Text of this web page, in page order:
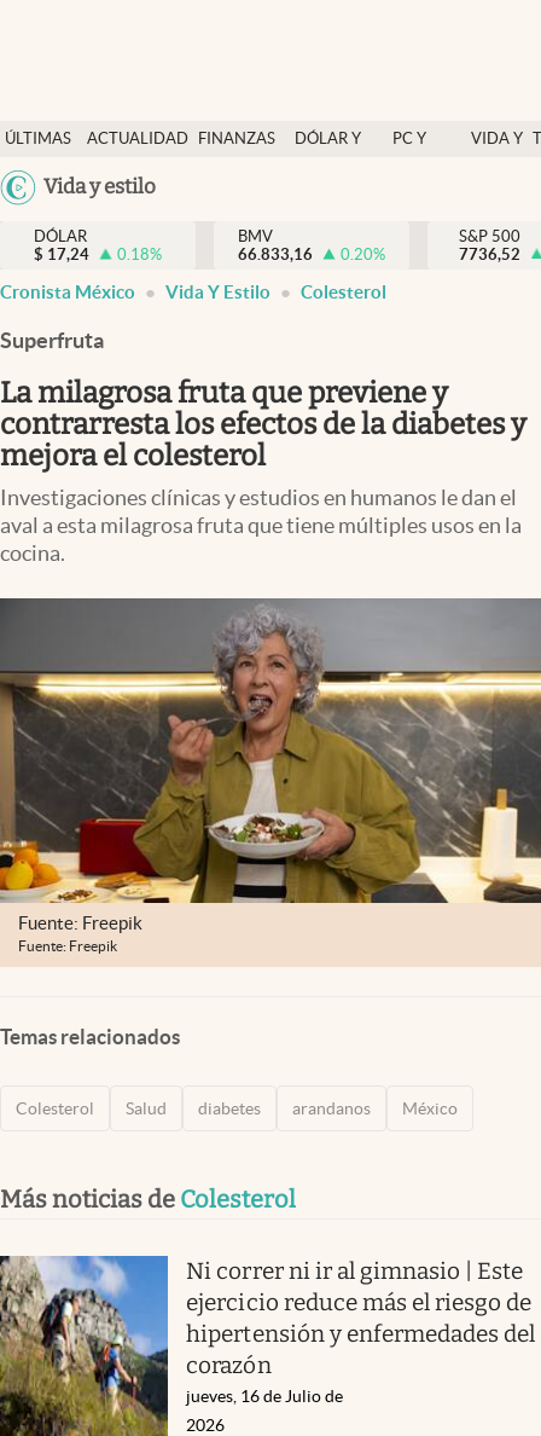
ÚLTIMAS
NOTICIAS
ACTUALIDAD
FINANZAS
DÓLAR Y
PC Y
VIDA Y
México
Vida y estilo
Actualidad
Finanzas y economía
Dólar y mercados
Pc y celular
Vida y estilo
Tv
Clima
Espiritualidad
abre en nueva pestaña
México
DÓLAR
$ 17,24 0.18%
BMV
66.833,16
0.20%
S&P 500
7736,52
Cronista México Vida Y Estilo Colesterol
Superfruta
La milagrosa fruta que previene y
contrarresta los efectos de la diabetes y
mejora el colesterol
Investigaciones clínicas y estudios en humanos le dan el
aval a esta milagrosa fruta que tiene múltiples usos en la
cocina.
Fuente: Freepik
Fuente: Freepik
Temas relacionados
Colesterol Salud diabetes arandanos México
Más noticias de Colesterol
Ni correr ni ir al gimnasio | Este
ejercicio reduce más el riesgo de
hipertensión y enfermedades del
corazón
jueves, 16 de Julio de
2026